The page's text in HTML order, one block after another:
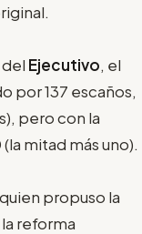
Ejecutivo, el
por 137 escaños,
pero con la
mitad más uno).
propuso la
reforma